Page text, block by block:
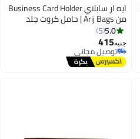
3
ايه ار سابلاي Business Card Holder
من Arij Bags | حامل كروت جلد
أماكن للكروت، مكان للنقود، تصميم
سم) (هافان)
5.0
5
جنيه415
توصيل مجاني
توصيل مجاني